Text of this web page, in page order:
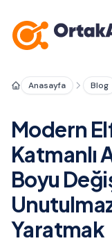
Anasayfa Blog
Modern
Katmanlı
Boyu
Yaratmak